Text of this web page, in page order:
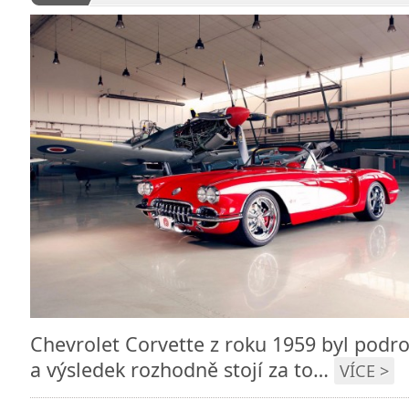
Chevrolet Corvette z roku 1959 byl
a výsledek rozhodně stojí za to… VÍCE >